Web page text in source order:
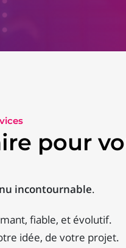
pour
incontournable.
fiable, et évolutif.
idée, de votre projet.